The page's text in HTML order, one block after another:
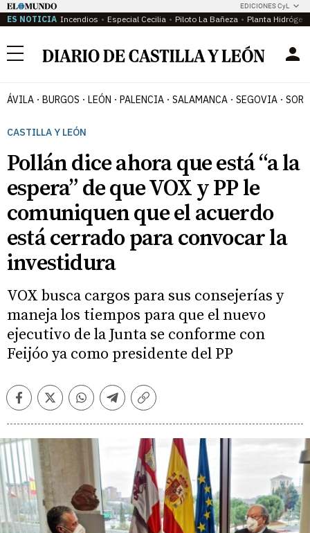
EDICIONES CyL
ES NOTICIA Incendios Especial Cecilia Piloto La Bañeza Planta
Menú
ÁVILA BURGOS LEÓN PALENCIA SALAMANCA SEGOVIA
CASTILLA Y LEÓN
Pollán dice ahora que está “a la
espera” de que VOX y PP le
comuniquen que el acuerdo
está cerrado para convocar la
investidura
VOX busca cargos para sus consejerías y
maneja los tiempos para que el nuevo
ejecutivo de la Junta se conforme con
Feijóo ya como presidente del PP
FacebookTwitterWhatsappTelegramCopiar